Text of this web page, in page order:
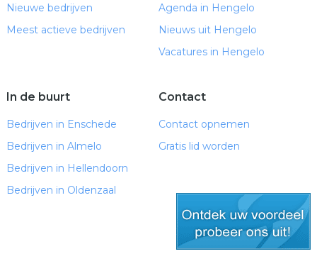
Nieuwe bedrijven
Meest actieve bedrijven
Agenda in Hengelo
Nieuws uit Hengelo
Vacatures in Hengelo
In de buurt
Bedrijven in Enschede
Bedrijven in Almelo
Bedrijven in Hellendoorn
Bedrijven in Oldenzaal
Contact
Contact opnemen
Gratis lid worden